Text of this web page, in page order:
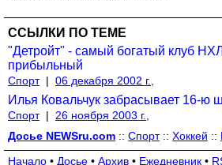
ССЫЛКИ ПО ТЕМЕ
"Детройт" - самый богатый клуб
прибыльный
Спорт | 06 декабря 2002 г.,
Илья Ковальчук забрасывает 16-ю
Спорт |
26 ноября 2003 г.,
Досье NEWSru.com :: Спорт:: Хоккей ::
Начало • Досье • Архив • Ежедневник •